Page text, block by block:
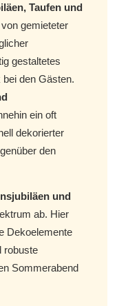
Taufen und
gemieteter
gestaltetes
den Gästen.
ein oft
dekorierter
den
und
ab. Hier
Dekoelemente
robuste
Sommerabend